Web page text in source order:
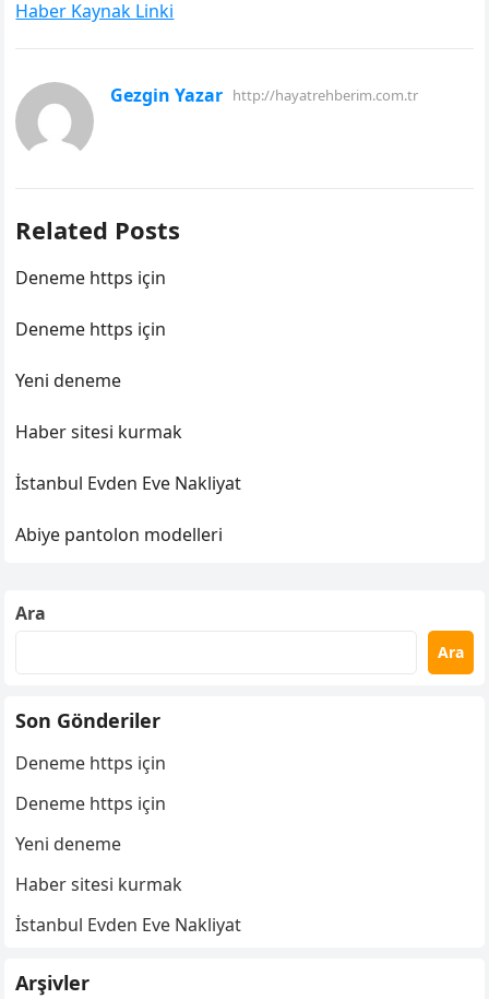
Haber Kaynak Linki
Gezgin Yazar http://hayatrehberim.com.tr
Related Posts
Deneme https için
Deneme https için
Yeni deneme
Haber sitesi kurmak
İstanbul Evden Eve Nakliyat
Abiye pantolon modelleri
Ara
Ara
Son Gönderiler
Deneme https için
Deneme https için
Yeni deneme
Haber sitesi kurmak
İstanbul Evden Eve Nakliyat
Arşivler